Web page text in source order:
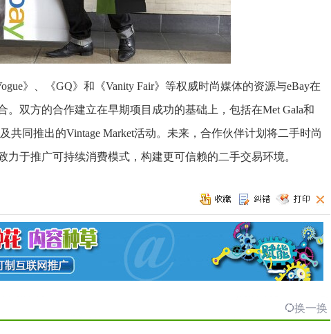
》、《GQ》和《Vanity Fair》等权威时尚媒体的资源与eBay在
。双方的合作建立在早期项目成功的基础上，包括在Met Gala和
共同推出的Vintage Market活动。未来，合作伙伴计划将二手时尚
力于推广可持续消费模式，构建更可信赖的二手交易环境。
换一换